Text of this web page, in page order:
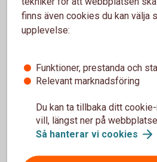
Har olyckan varit
Här kan du göra din anmälan
ersättning.
finns även cookies du kan välja
upplevelse:
Funktioner, prestanda och
Relevant marknadsföring
Du kan ta tillbaka ditt
vill, längst ner på
Så hanterar vi cookies